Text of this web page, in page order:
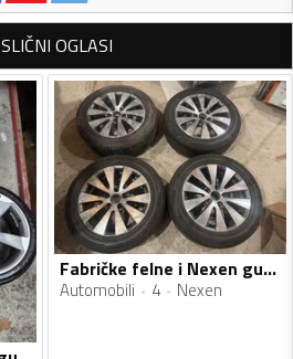
SLIČNI OGLASI
Fabričke felne i Nexen gume
Automobili 4 Nexen